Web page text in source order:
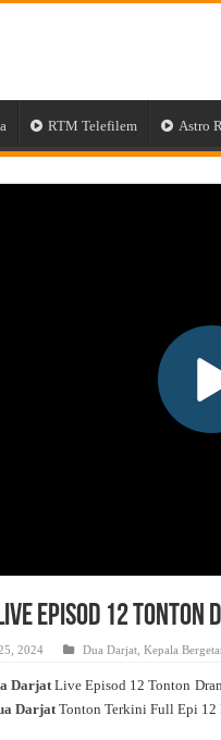
RTM Telefilem Astro
Episod 12 Tonton
2024 Dua Darjat, Kepala
DarjatLive Episod 12 Tonton
DarjatTonton Terkini Full Epi 12